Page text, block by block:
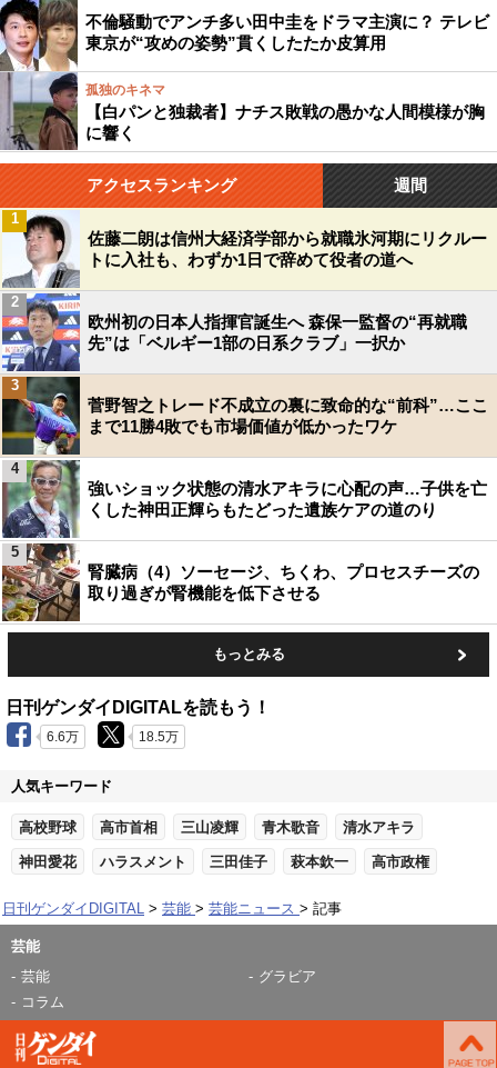
不倫騒動でアンチ多い田中圭をドラマ主演に？ テレビ
東京が“攻めの姿勢”貫くしたたか皮算用
孤独のキネマ
【白パンと独裁者】ナチス敗戦の愚かな人間模様が胸
に響く
アクセスランキング 週間
佐藤二朗は信州大経済学部から就職氷河期にリクルー
トに入社も、わずか1日で辞めて役者の道へ
1
欧州初の日本人指揮官誕生へ 森保一監督の“再就職
先”は「ベルギー1部の日系クラブ」一択か
2
菅野智之トレード不成立の裏に致命的な“前科”…ここ
まで11勝4敗でも市場価値が低かったワケ
3
強いショック状態の清水アキラに心配の声…子供を亡
くした神田正輝らもたどった遺族ケアの道のり
4
腎臓病（4）ソーセージ、ちくわ、プロセスチーズの
取り過ぎが腎機能を低下させる
5
もっとみる
日刊ゲンダイDIGITALを読もう！
6.6万 18.5万
人気キーワード
高校野球 高市首相 三山凌輝 青木歌音 清水アキラ
神田愛花 ハラスメント 三田佳子 萩本欽一 高市政権
日刊ゲンダイDIGITAL 芸能 芸能ニュース 記事
芸能
芸能
グラビア
コラム